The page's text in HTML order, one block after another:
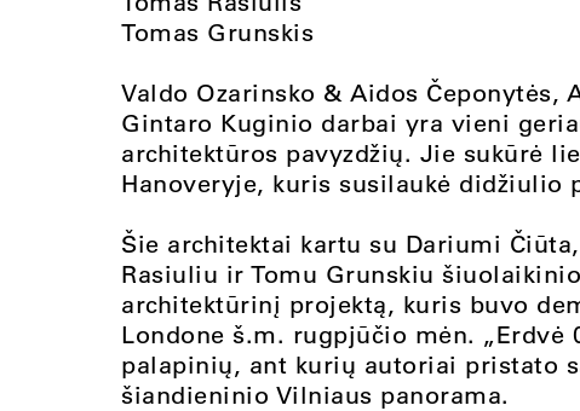
Tomas Grunskis
Valdo Ozarinsko & Aidos Čeponytės,
Gintaro Kuginio darbai yra vieni
architektūros pavyzdžių. Jie sukūrė
Hanoveryje, kuris susilaukė didžiulio
Šie architektai kartu su Dariumi
Rasiuliu ir Tomu Grunskiu
architektūrinį projektą, kuris buvo
Londone š.m. rugpjūčio mėn. „Erdvė
palapinių, ant kurių autoriai pristato
šiandieninio Vilniaus panorama.